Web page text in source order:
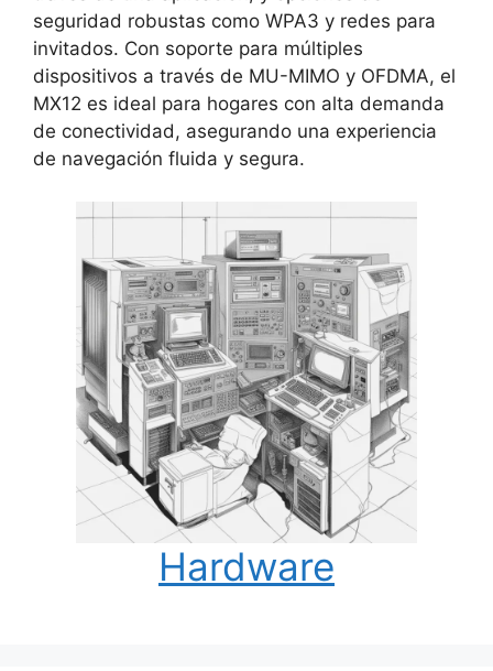
seguridad robustas como WPA3 y redes para
invitados. Con soporte para múltiples
dispositivos a través de MU-MIMO y OFDMA, el
MX12 es ideal para hogares con alta demanda
de conectividad, asegurando una experiencia
de navegación fluida y segura.
Hardware